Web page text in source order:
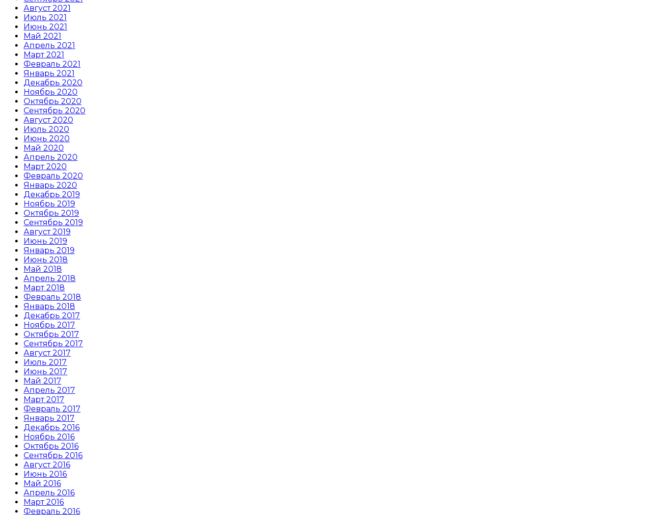
Август 2021
Июль 2021
Июнь 2021
Май 2021
Апрель 2021
Март 2021
Февраль 2021
Январь 2021
Декабрь 2020
Ноябрь 2020
Октябрь 2020
Сентябрь 2020
Август 2020
Июль 2020
Июнь 2020
Май 2020
Апрель 2020
Март 2020
Февраль 2020
Январь 2020
Декабрь 2019
Ноябрь 2019
Октябрь 2019
Сентябрь 2019
Август 2019
Июнь 2019
Январь 2019
Июнь 2018
Май 2018
Апрель 2018
Март 2018
Февраль 2018
Январь 2018
Декабрь 2017
Ноябрь 2017
Октябрь 2017
Сентябрь 2017
Август 2017
Июль 2017
Июнь 2017
Май 2017
Апрель 2017
Март 2017
Февраль 2017
Январь 2017
Декабрь 2016
Ноябрь 2016
Октябрь 2016
Сентябрь 2016
Август 2016
Июнь 2016
Май 2016
Апрель 2016
Март 2016
Февраль 2016